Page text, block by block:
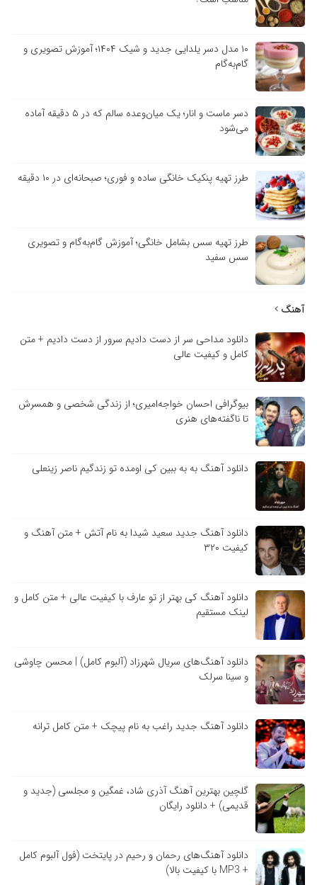
۱۰ مدل دسر یلدایی جدید و شیک ۱۴۰۴؛ آموزش تصویری و
گام‌به‌گام
دسر ماست و انار؛ یک میان‌وعده سالم که در ۵ دقیقه آماده
می‌شود
طرز تهیه پنکیک خانگی ساده و فوری؛ صبحانه‌ای در ۱۰ دقیقه
طرز تهیه سس بشامل خانگی؛ آموزش گام‌به‌گام و تصویری
سس سفید
آهنگ
دانلود مداحی سر از دست دادیم سرور از دست دادیم + متن
کامل و کیفیت عالی
بیوگرافی احسان خواجه‌امیری؛ از زندگی شخصی و همسرش
تا ناگفته‌های هنری
دانلود آهنگ به به ببین کی اومده تو زندگیم ناصر زینعلی
دانلود آهنگ جدید سعید شیدا به نام آتش + متن آهنگ و
کیفیت ۳۲۰
دانلود آهنگ کی بهتر از تو عارف با کیفیت عالی + متن کامل و
لینک مستقیم
دانلود آهنگ‌های سریال شهرزاد (آلبوم کامل) | محسن چاوشی
و سینا سرلک
دانلود آهنگ جدید راغب به نام پیچک + متن کامل ترانه
گلچین بهترین آهنگ آذری شاد، غمگین و مجلسی (جدید و
قدیمی) + دانلود رایگان
دانلود آهنگ‌های رحمان و رحیم در پایتخت (فول آلبوم کامل
+ MP3 با کیفیت بالا)